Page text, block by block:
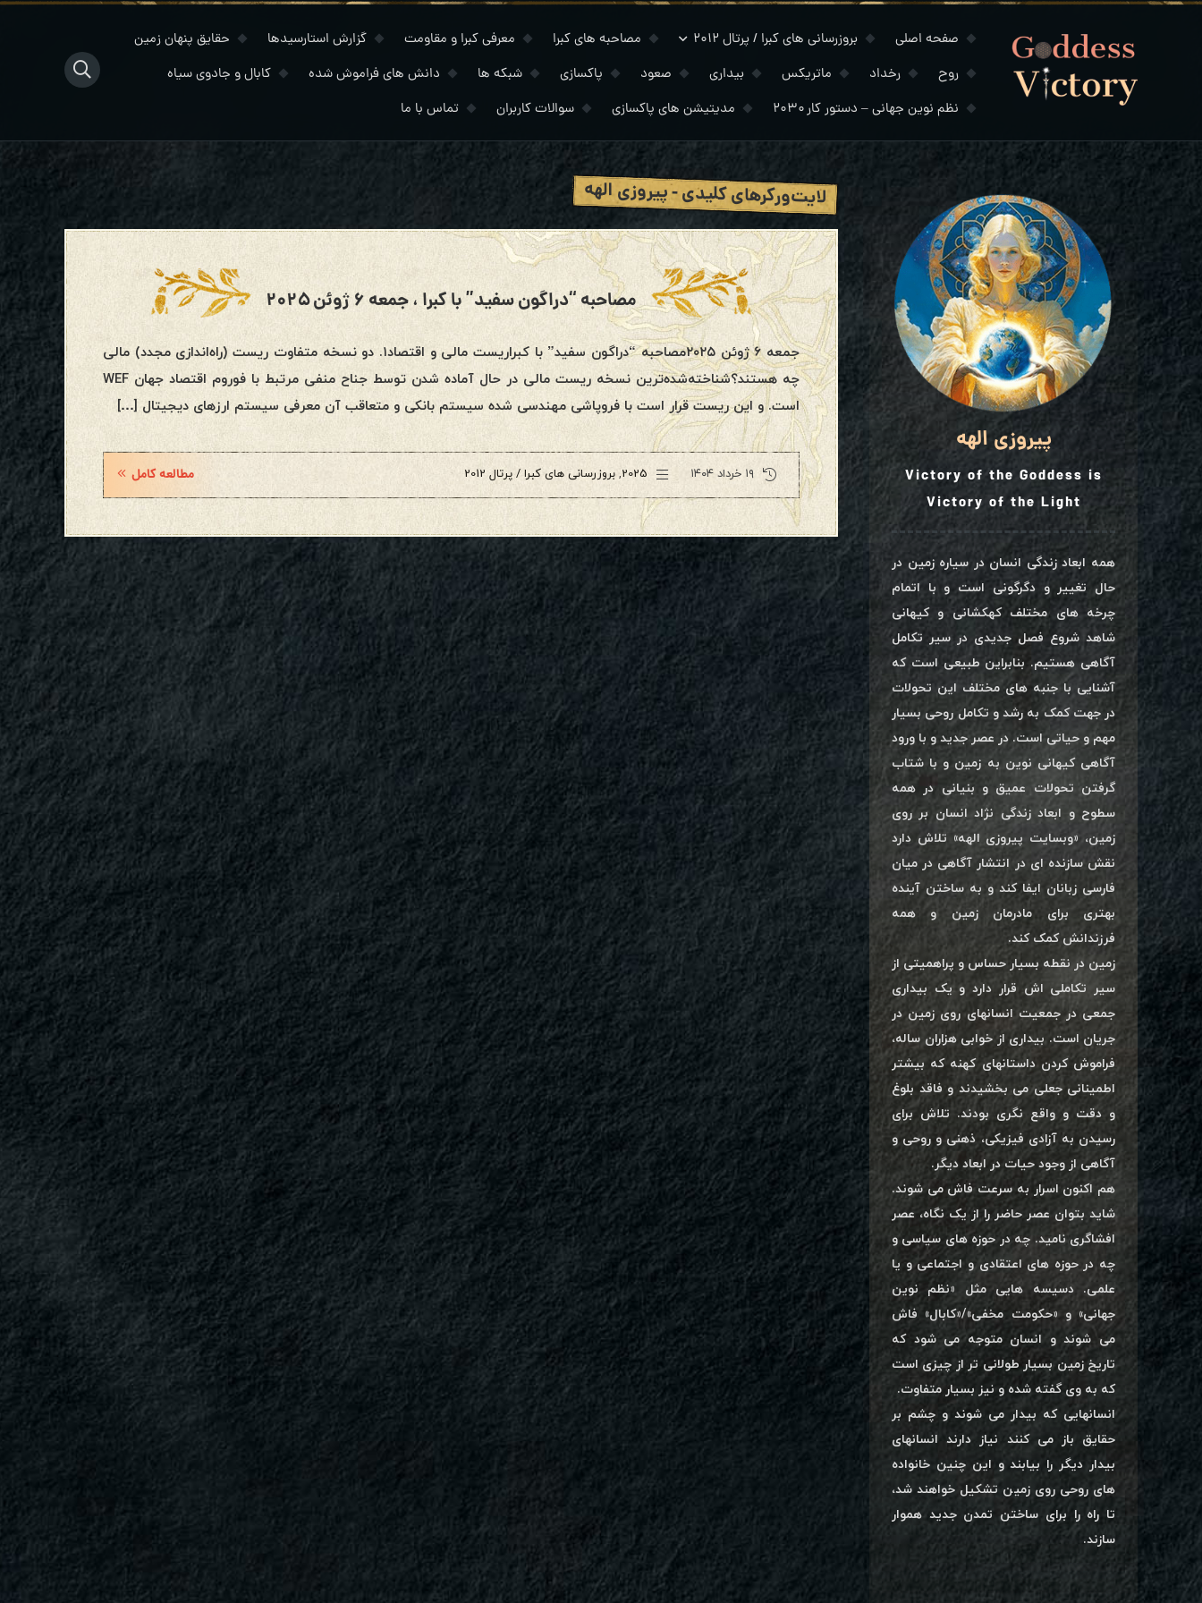
صفحه اصلی بروزرسانی های کبرا / پرتال ۲۰۱۲ مصاحبه های کبرا معرفی کبرا و مقاومت گزارش استارسیدها
حقایق پنهان زمین
روح
رخداد ماتریکس بیداری صعود پاکسازی شبکه ها دانش های فراموش شده
کابال و جادوی سیاه
نظم نوین جهانی – دستور کار ۲۰۳۰
مدیتیشن های پاکسازی سوالات کاربران تماس با ما
لایت‌ورکرهای کلیدی - پیروزی الهه
مصاحبه “دراگون سفید” با کبرا ، جمعه ۶ ژوئن ۲۰۲۵
جمعه ۶ ژوئن ۲۰۲۵مصاحبه “دراگون سفید” با کبراریست مالی و اقتصاد۱. دو نسخه متفاوت ریست (راه‌اندازی مجدد) مالی
چه هستند؟شناخته‌شده‌ترین نسخه ریست مالی در حال آماده شدن توسط جناح منفی مرتبط با فوروم اقتصاد جهان WEF
است. و این ریست قرار است با فروپاشی مهندسی شده سیستم بانکی و متعاقب آن معرفی سیستم ارزهای دیجیتال […]
۱۹ خرداد ۱۴۰۴ 2025
, بروزرسانی های کبرا / پرتال 2012 مطالعه کامل
پیروزی الهه
Victory of the Goddess is
Victory of the Light
همه ابعاد زندگی انسان در سیاره زمین در
حال تغییر و دگرگونی است و با اتمام
چرخه های مختلف کهکشانی و کیهانی
شاهد شروع فصل جدیدی در سیر تکامل
آگاهی هستیم. بنابراین طبیعی است که
آشنایی با جنبه های مختلف این تحولات
در جهت کمک به رشد و تکامل روحی بسیار
مهم و حیاتی است. در عصر جدید و با ورود
آگاهی کیهانی نوین به زمین و با شتاب
گرفتن تحولات عمیق و بنیانی در همه
سطوح و ابعاد زندگی نژاد انسان بر روی
زمین، «وبسایت پیروزی الهه» تلاش دارد
نقش سازنده ای در انتشار آگاهی در میان
فارسی زبانان ایفا کند و به ساختن آینده
بهتری برای مادرمان زمین و همه
فرزندانش کمک کند.
زمین در نقطه بسیار حساس و پراهمیتی از
سیر تکاملی اش قرار دارد و یک بیداری
جمعی در جمعیت انسانهای روی زمین در
جریان است. بیداری از خوابی هزاران ساله،
فراموش کردن داستانهای کهنه که بیشتر
اطمینانی جعلی می بخشیدند و فاقد بلوغ
و دقت و واقع نگری بودند. تلاش برای
رسیدن به آزادی فیزیکی، ذهنی و روحی و
آگاهی از وجود حیات در ابعاد دیگر.
هم اکنون اسرار به سرعت فاش می شوند.
شاید بتوان عصر حاضر را از یک نگاه، عصر
افشاگری نامید. چه در حوزه های سیاسی و
چه در حوزه های اعتقادی و اجتماعی و یا
علمی. دسیسه هایی مثل «نظم نوین
جهانی» و «حکومت مخفی»/«کابال» فاش
می شوند و انسان متوجه می شود که
تاریخ زمین بسیار طولانی تر از چیزی است
که به وی گفته شده و نیز بسیار متفاوت.
انسانهایی که بیدار می شوند و چشم بر
حقایق باز می کنند نیاز دارند انسانهای
بیدار دیگر را بیابند و این چنین خانواده
های روحی روی زمین تشکیل خواهند شد،
تا راه را برای ساختن تمدن جدید هموار
سازند.